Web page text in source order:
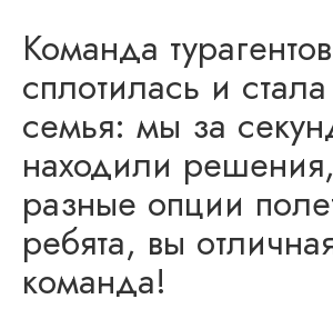
Команда турагентов
сплотилась и
семья: мы за
находили
разные опции
ребята, вы
команда!